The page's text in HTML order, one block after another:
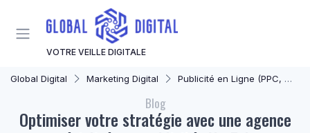
VOTRE VEILLE DIGITALE
Global Digital Marketing Digital Publicité en Ligne (PPC, Display)
Blog
Optimiser votre stratégie avec une agence
Panneau de gestion des cookies